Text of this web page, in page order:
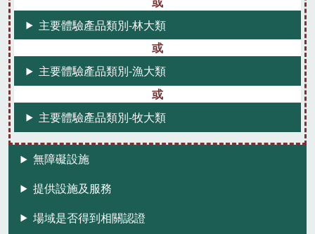
主要體驗產品類別-林大類
主要體驗產品類別-漁大類
主要體驗產品類別-牧大類
無障礙設施
提供設施及服務
場域是否得到相關認證